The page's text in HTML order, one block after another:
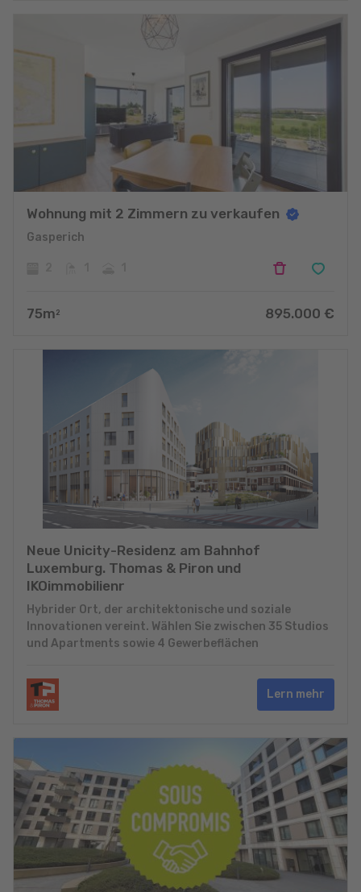
Wohnung mit 2 Zimmern zu verkaufen
Gasperich
75m 2 895.000 €
Neue Unicity-Residenz am Bahnhof
Luxemburg. Thomas & Piron und
IKOimmobilienr
Hybrider Ort, der architektonische und soziale
Innovationen vereint. Wählen Sie zwischen 35 Studios
und Apartments sowie 4 Gewerbeflächen
Lern mehr